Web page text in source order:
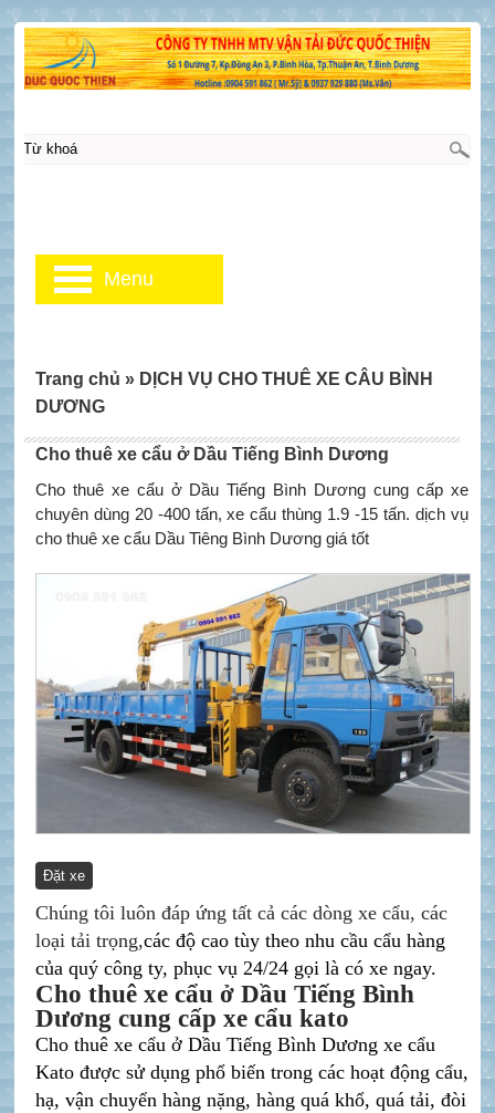
Cho thuê xe cẩu ở Dầu Tiếng Bình Dương
Cho thuê xe cẩu ở Dầu Tiếng Bình Dương cung cấp xe
chuyên dùng 20 -400 tấn, xe cẩu thùng 1.9 -15 tấn. dịch vụ
cho thuê xe cẩu Dầu Tiêng Bình Dương giá tốt
Đặt xe
Chúng tôi luôn đáp ứng tất cả các dòng xe cẩu, các
loại tải trọng,các độ cao tùy theo nhu cầu cẩu hàng
của quý công ty, phục vụ 24/24 gọi là có xe ngay.
Cho thuê xe cẩu ở Dầu Tiếng Bình
Dương cung cấp xe cẩu kato
Cho thuê xe cẩu ở Dầu Tiếng Bình Dương xe cẩu
Kato được sử dụng phổ biến trong các hoạt động cẩu,
hạ, vận chuyển hàng nặng, hàng quá khổ, quá tải, đòi
Trang chủ » DỊCH VỤ CHO THUÊ XE CÂU BÌNH
DƯƠNG
Menu